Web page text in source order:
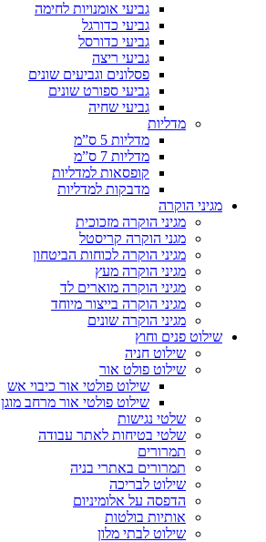
גביעי אומנויות לחימה
גביעי כדורגל
גביעי כדורסל
גביעי ריצה
פסלונים וגביעים שונים
גביעי ספורט שונים
גביעי שחיה
מדליות
מדליות 5 ס”מ
מדליות 7 ס”מ
קופסאות למדליות
מדבקות למדליות
מגיני הוקרה
מגיני הוקרה מזכוכית
מגני הוקרה קריסטל
מגיני הוקרה לכוחות הביטחון
מגיני הוקרה מעץ
מגיני הוקרה מוארים לד
מגיני הוקרה בייצור מיוחד
מגיני הוקרה שונים
שילוט פנים וחוץ
שילוט חניה
שילוט פולט אור
שילוט פולטי אור כיבוי אש
שילוט פולטי אור מרחב מוגן
שלטי נגישות
שלטי בטיחות לאתר עבודה
תמרורים
תמרורים באתרי בניה
שילוט לבריכה
הדפסה על אלומיניום
אותיות בולטות
שילוט לבתי מלון